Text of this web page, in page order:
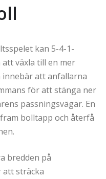
kan 5-4-1-
växla till en mer
att anfallarna
för att stänga ner
passningsvägar. En
bolltapp och återfå
bredden på
sträcka